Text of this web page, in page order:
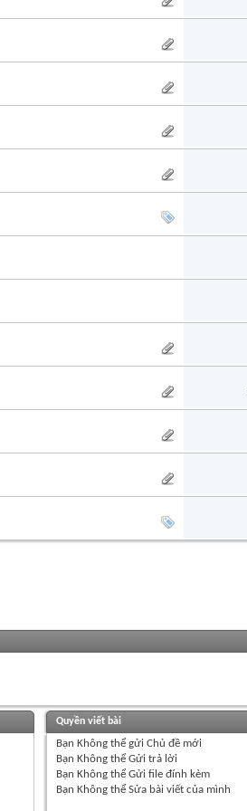
Quyền viết bài
Bạn Không thểgửi Chủ đề mới
Bạn Không thểGửi trả lời
Bạn Không thểGửi file đính kèm
Bạn Không thểSửa bài viết của mình